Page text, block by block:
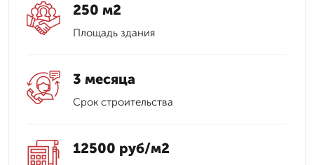
250 м2
Площадь здания
3 месяца
Срок строительства
12500 руб/м2